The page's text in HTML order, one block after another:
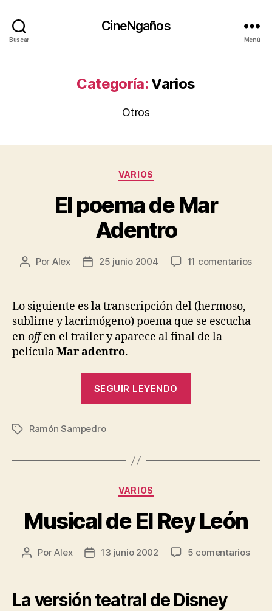
Buscar
CineNgaños
Menú
Categoría:Varios
Otros
Categorías
VARIOS
El poema de Mar
Adentro
Autor
entrada
Por Alex
Fecha
entrada
25 junio 2004 11 comentariosen
Lo siguiente es la transcripción del (hermoso,
sublime y lacrimógeno) poema que se escucha
enoffen el trailer y aparece al final de la
películaMar adentro.
SEGUIR LEYENDO
Etiquetas
Ramón Sampedro
Categorías
VARIOS
Musical de El Rey León
Autor
PorAlex
Fecha
entrada
13 junio 2002 5 comentariosen
La versión teatral de Disney